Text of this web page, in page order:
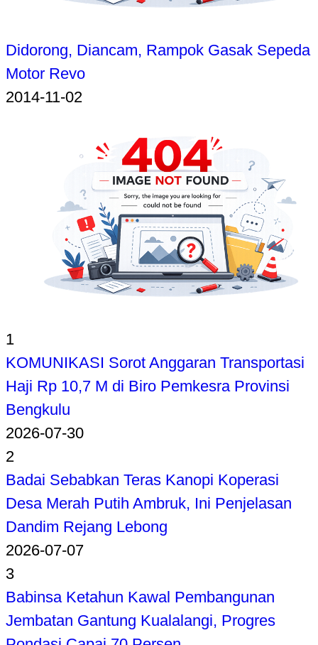
Didorong, Diancam, Rampok Gasak Sepeda
Motor Revo
2014-11-02
1
KOMUNIKASI Sorot Anggaran Transportasi
Haji Rp 10,7 M di Biro Pemkesra Provinsi
Bengkulu
2026-07-30
2
Badai Sebabkan Teras Kanopi Koperasi
Desa Merah Putih Ambruk, Ini Penjelasan
Dandim Rejang Lebong
2026-07-07
3
Babinsa Ketahun Kawal Pembangunan
Jembatan Gantung Kualalangi, Progres